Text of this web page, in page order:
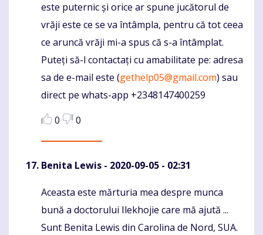
este puternic și orice ar spune jucătorul de
vrăji este ce se va întâmpla, pentru că tot ceea
ce aruncă vrăji mi-a spus că s-a întâmplat.
Puteți să-l contactați cu amabilitate pe: adresa
sa de e-mail este (gethelp05@gmail.com) sau
direct pe whats-app +2348147400259
0
0
Benita Lewis - 2020-09-05 - 02:31
Komentaras
Aceasta este mărturia mea despre munca
bună a doctorului Ilekhojie care mă ajută ...
Sunt Benita Lewis din Carolina de Nord, SUA.